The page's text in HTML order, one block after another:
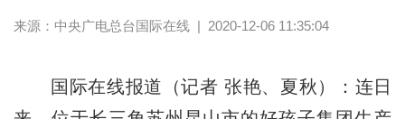
来源：中央广电总台国际在线| 2020-12-06 11:35:04
国际在线报道（记者 张艳、夏秋）：连日